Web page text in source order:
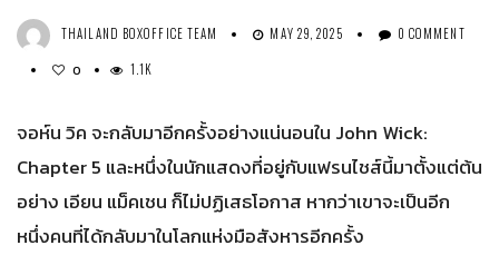
THAILAND BOXOFFICE TEAM MAY 29, 2025 0 COMMENT
0 1.1K
จอห์น วิค จะกลับมาอีกครั้งอย่างแน่นอนใน John Wick:
Chapter 5 และหนึ่งในนักแสดงที่อยู่กับแฟรนไชส์นี้มาตั้งแต่ต้น
อย่าง เอียน แม็คเชน ก็ไม่ปฏิเสธโอกาส หากว่าเขาจะเป็นอีก
หนึ่งคนที่ได้กลับมาในโลกแห่งมือสังหารอีกครั้ง